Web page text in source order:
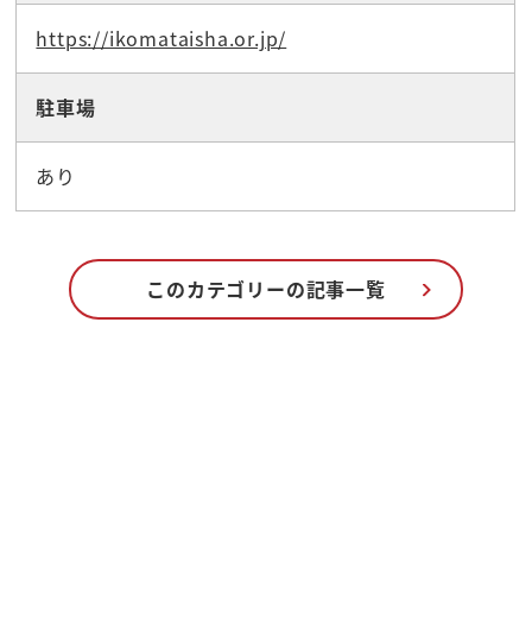
https://ikomataisha.or.jp/
駐車場
あり
このカテゴリーの記事一覧